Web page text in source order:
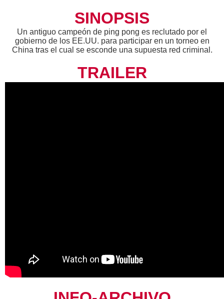
SINOPSIS
Un antiguo campeón de ping pong es reclutado por el
gobierno de los EE.UU. para participar en un torneo en
China tras el cual se esconde una supuesta red criminal.
TRAILER